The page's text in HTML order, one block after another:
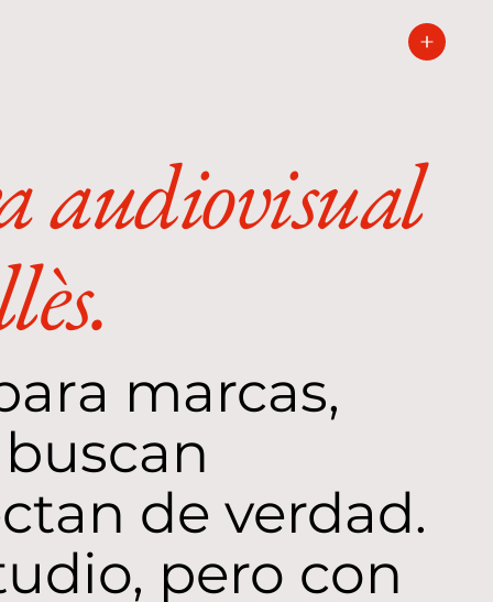
audiovisual
marcas,
de verdad.
pero con